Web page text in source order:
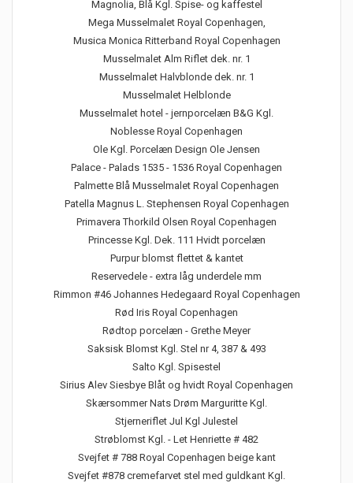
Magnolia, Blå Kgl. Spise- og kaffestel
Mega Musselmalet Royal Copenhagen,
Musica Monica Ritterband Royal Copenhagen
Musselmalet Alm Riflet dek. nr. 1
Musselmalet Halvblonde dek. nr. 1
Musselmalet Helblonde
Musselmalet hotel - jernporcelæn B&G Kgl.
Noblesse Royal Copenhagen
Ole Kgl. Porcelæn Design Ole Jensen
Palace - Palads 1535 - 1536 Royal Copenhagen
Palmette Blå Musselmalet Royal Copenhagen
Patella Magnus L. Stephensen Royal Copenhagen
Primavera Thorkild Olsen Royal Copenhagen
Princesse Kgl. Dek. 111 Hvidt porcelæn
Purpur blomst flettet & kantet
Reservedele - extra låg underdele mm
Rimmon #46 Johannes Hedegaard Royal Copenhagen
Rød Iris Royal Copenhagen
Rødtop porcelæn - Grethe Meyer
Saksisk Blomst Kgl. Stel nr 4, 387 & 493
Salto Kgl. Spisestel
Sirius Alev Siesbye Blåt og hvidt Royal Copenhagen
Skærsommer Nats Drøm Marguritte Kgl.
Stjerneriflet Jul Kgl Julestel
Strøblomst Kgl. - Let Henriette # 482
Svejfet # 788 Royal Copenhagen beige kant
Svejfet #878 cremefarvet stel med guldkant Kgl.